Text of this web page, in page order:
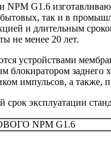
NPM G1.6
бытовых, так и в
и длительным
не менее 20 лет.
устройствами
заднего
импульсов, а
срок эксплуатации
NPM G1.6